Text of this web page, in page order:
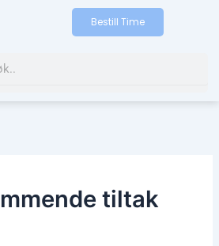
Bestill Time
tiltak